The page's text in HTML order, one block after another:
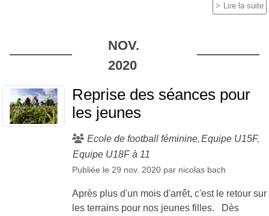
Lire la suite
NOV.
2020
Reprise des séances pour
les jeunes
Ecole de football féminine Equipe U15F
Equipe U18F à 11
Publiée le 29 nov. 2020 par nicolas bach
Après plus d'un mois d'arrêt, c'est le retour sur
les terrains pour nos jeunes filles. Dès